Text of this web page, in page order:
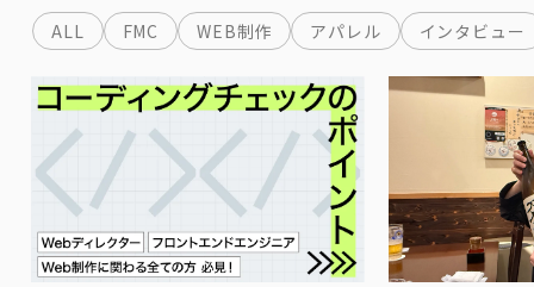
ALL FMC WEB制作 アパレル インタビュー